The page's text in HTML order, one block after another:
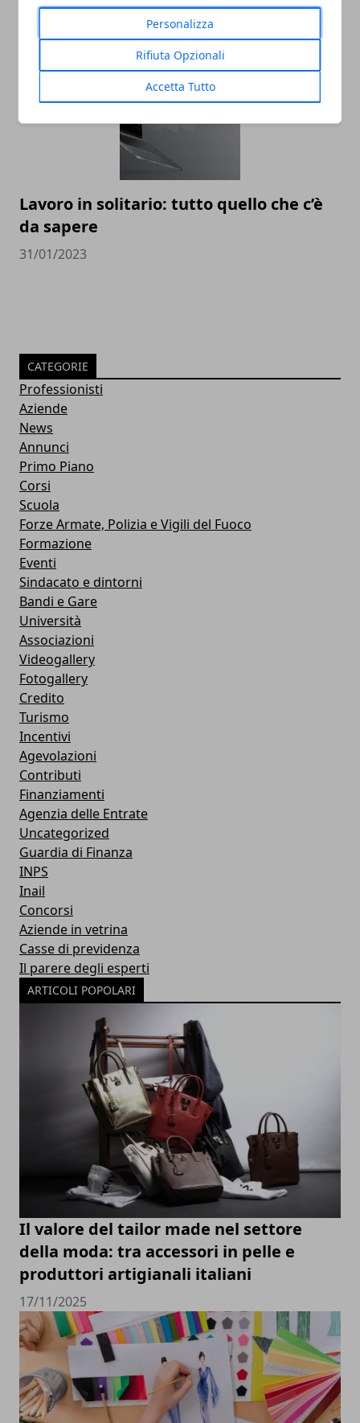
Personalizza
Rifiuta Opzionali
Accetta Tutto
Lavoro in solitario: tutto quello che c’è
da sapere
31/01/2023
CATEGORIE
Professionisti
Aziende
News
Annunci
Primo Piano
Corsi
Scuola
Forze Armate, Polizia e Vigili del Fuoco
Formazione
Eventi
Sindacato e dintorni
Bandi e Gare
Università
Associazioni
Videogallery
Fotogallery
Credito
Turismo
Incentivi
Agevolazioni
Contributi
Finanziamenti
Agenzia delle Entrate
Uncategorized
Guardia di Finanza
INPS
Inail
Concorsi
Aziende in vetrina
Casse di previdenza
Il parere degli esperti
ARTICOLI POPOLARI
Il valore del tailor made nel settore
della moda: tra accessori in pelle e
produttori artigianali italiani
17/11/2025